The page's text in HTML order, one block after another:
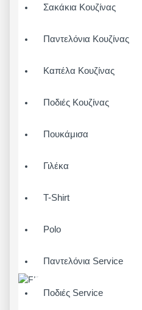
Σακάκια Κουζίνας
Παντελόνια Κουζίνας
Καπέλα Κουζίνας
Ποδιές Κουζίνας
Πουκάμισα
Γιλέκα
T-Shirt
Polo
Παντελόνια Service
Ποδιές Service